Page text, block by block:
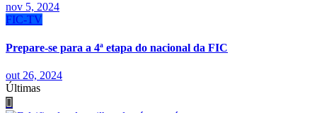
nov 5, 2024
FIC-TV
Prepare-se para a 4ª etapa do nacional da FIC
out 26, 2024
Últimas